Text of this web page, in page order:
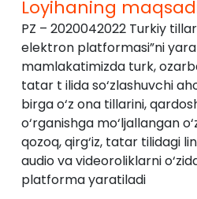
Loyihaning
PZ – 2020042022 Turkiy
elektron platformasi”ni
mamlakatimizda turk,
tatar t ilida so‘zlashuvchi
birga o‘z ona tillarini,
o‘rganishga mo‘ljallangan
qozoq, qirg‘iz, tatar tilidagi
audio va videoroliklarni
platforma yaratiladi